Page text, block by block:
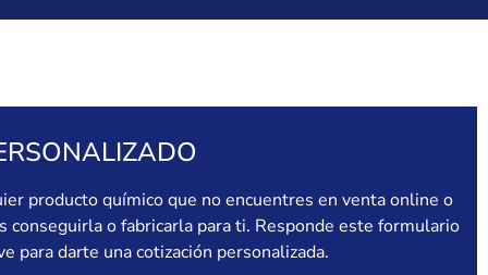
producto químico que no encuentres en venta online o
o fabricarla para ti. Responde este formulario
para darte una cotización personalizada.